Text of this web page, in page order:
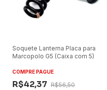
Soquete Lanterna Placa para
Marcopolo G5 (Caixa com 5)
COMPRE PAGUE
R$42,37 R$56,50